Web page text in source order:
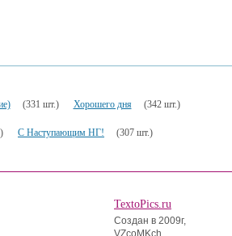
(331 шт.) Хорошего дня (342 шт.)
С Наступающим НГ! (307 шт.)
TextoPics.ru
Создан в 2009г,
VZcoMKch